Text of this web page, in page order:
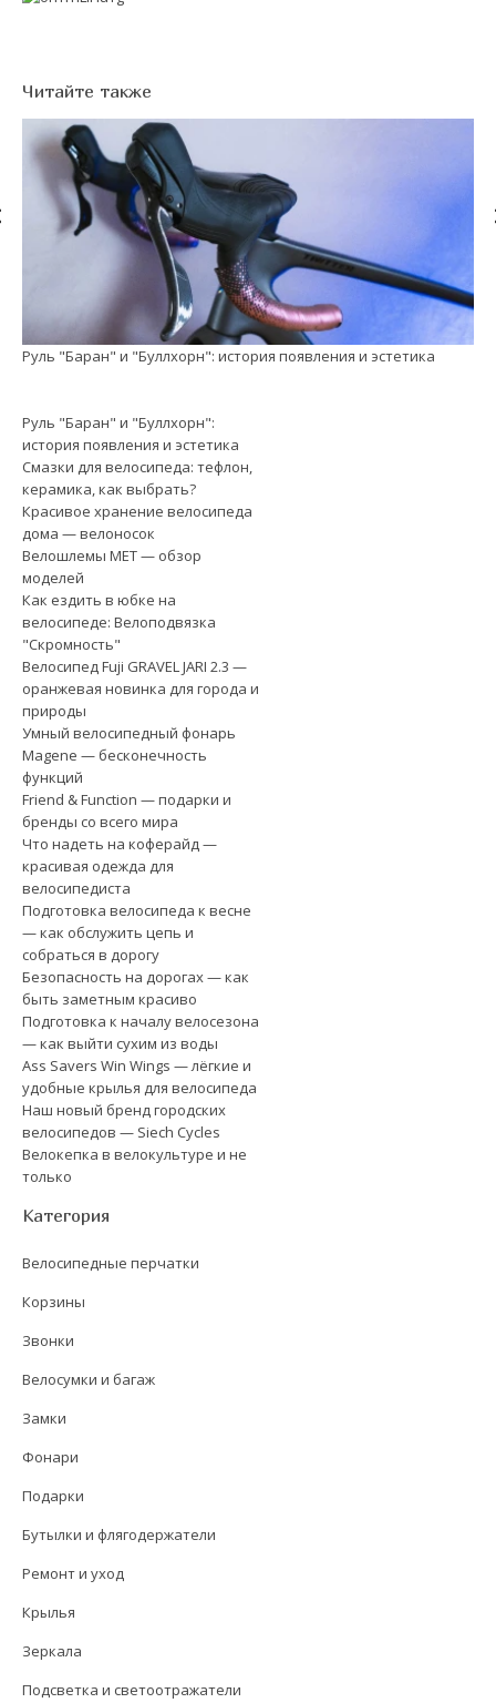
Читайте также
Руль "Баран" и "Буллхорн": история появления и эстетика
Руль "Баран" и "Буллхорн":
история появления и эстетика
Смазки для велосипеда: тефлон,
керамика, как выбрать?
Красивое хранение велосипеда
дома — велоносок
Велошлемы MET — обзор
моделей
Как ездить в юбке на
велосипеде: Велоподвязка
"Скромность"
Велосипед Fuji GRAVEL JARI 2.3 —
оранжевая новинка для города и
природы
Умный велосипедный фонарь
Magene — бесконечность
функций
Friend & Function — подарки и
бренды со всего мира
Что надеть на коферайд —
красивая одежда для
велосипедиста
Подготовка велосипеда к весне
— как обслужить цепь и
собраться в дорогу
Безопасность на дорогах — как
быть заметным красиво
Подготовка к началу велосезона
— как выйти сухим из воды
Ass Savers Win Wings — лёгкие и
удобные крылья для велосипеда
Наш новый бренд городских
велосипедов — Siech Cycles
Велокепка в велокультуре и не
только
Категория
Велосипедные перчатки
Корзины
Звонки
Велосумки и багаж
Замки
Фонари
Подарки
Бутылки и флягодержатели
Ремонт и уход
Крылья
Зеркала
Подсветка и светоотражатели